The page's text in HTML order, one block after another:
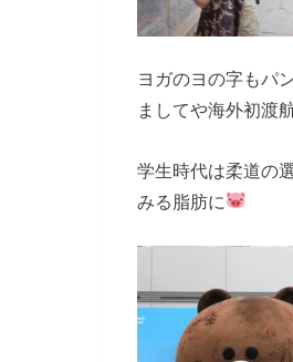
ヨガのヨの字もパ
ましてや海外初渡
学生時代は柔道の
みる脂肪に